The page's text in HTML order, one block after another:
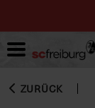
ZURÜCK